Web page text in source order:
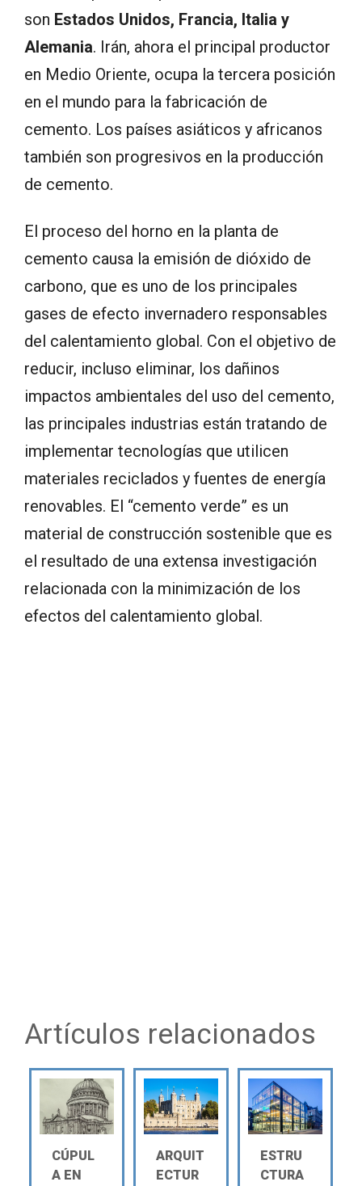
son Estados Unidos, Francia, Italia y
Alemania. Irán, ahora el principal productor
en Medio Oriente, ocupa la tercera posición
en el mundo para la fabricación de
cemento. Los países asiáticos y africanos
también son progresivos en la producción
de cemento.
El proceso del horno en la planta de
cemento causa la emisión de dióxido de
carbono, que es uno de los principales
gases de efecto invernadero responsables
del calentamiento global. Con el objetivo de
reducir, incluso eliminar, los dañinos
impactos ambientales del uso del cemento,
las principales industrias están tratando de
implementar tecnologías que utilicen
materiales reciclados y fuentes de energía
renovables. El “cemento verde” es un
material de construcción sostenible que es
el resultado de una extensa investigación
relacionada con la minimización de los
efectos del calentamiento global.
Artículos relacionados
CÚPUL
A EN
ARQUIT
ECTUR
ESTRU
CTURA